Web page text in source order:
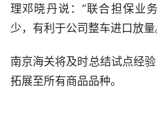
理邓晓丹说：“联合担保业
少，有利于公司整车进口放量
南京海关将及时总结试点经
拓展至所有商品品种。